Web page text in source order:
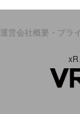
運営会社概要・プラ